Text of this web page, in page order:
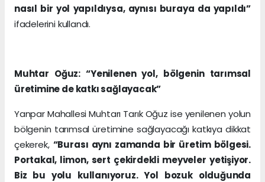
nasıl bir yol yapıldıysa, aynısı buraya da yapıldı”
ifadelerini kullandı.
Muhtar Oğuz: “Yenilenen yol, bölgenin tarımsal
üretimine de katkı sağlayacak”
Yanpar Mahallesi Muhtarı Tarık Oğuz ise yenilenen yolun
bölgenin tarımsal üretimine sağlayacağı katkıya dikkat
çekerek, “Burası aynı zamanda bir üretim bölgesi.
Portakal, limon, sert çekirdekli meyveler yetişiyor.
Biz bu yolu kullanıyoruz. Yol bozuk olduğunda